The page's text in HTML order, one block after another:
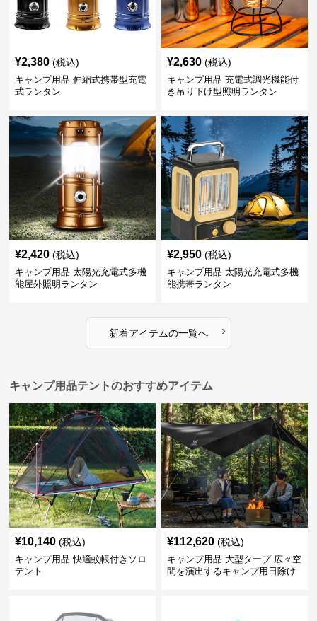
¥2,380 (税込)
キャンプ用品 伸縮式携帯型充電
式ランタン
¥2,630 (税込)
キャンプ用品 充電式調光機能付
き吊り下げ型照明ランタン
¥2,420 (税込)
キャンプ用品 太陽光充電式多機
能屋外照明ランタン
¥2,950 (税込)
キャンプ用品 太陽光充電式多機
能携帯ランタン
新着アイテムの一覧へ ›
キャンプ用品テントのおすすめアイテム
¥10,140 (税込)
キャンプ用品 快適蚊帳付きソロ
テント
¥112,620 (税込)
キャンプ用品 大型タープ 広々空
間を演出するキャンプ用日除け